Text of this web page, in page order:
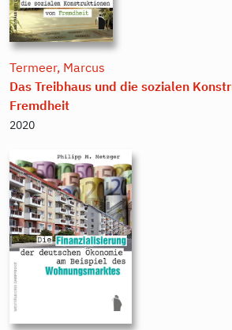
Termeer, Marcus
Das Treibhaus und die sozialen
Fremdheit
2020